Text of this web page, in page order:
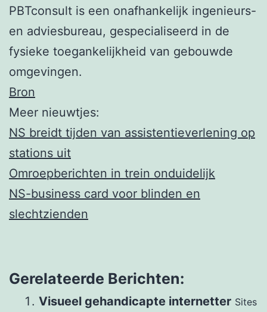
PBTconsult is een onafhankelijk ingenieurs-
en adviesbureau, gespecialiseerd in de
fysieke toegankelijkheid van gebouwde
omgevingen.
Bron
Meer nieuwtjes:
NS breidt tijden van assistentieverlening op
stations uit
Omroepberichten in trein onduidelijk
NS-business card voor blinden en
slechtzienden
Gerelateerde Berichten:
Visueel gehandicapte internetter Sites